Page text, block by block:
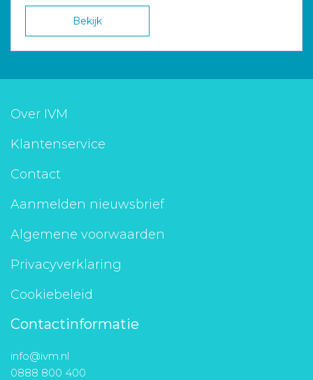
Bekijk
Over IVM
Klantenservice
Contact
Aanmelden nieuwsbrief
Algemene voorwaarden
Privacyverklaring
Cookiebeleid
Contactinformatie
info@ivm.nl
0888 800 400